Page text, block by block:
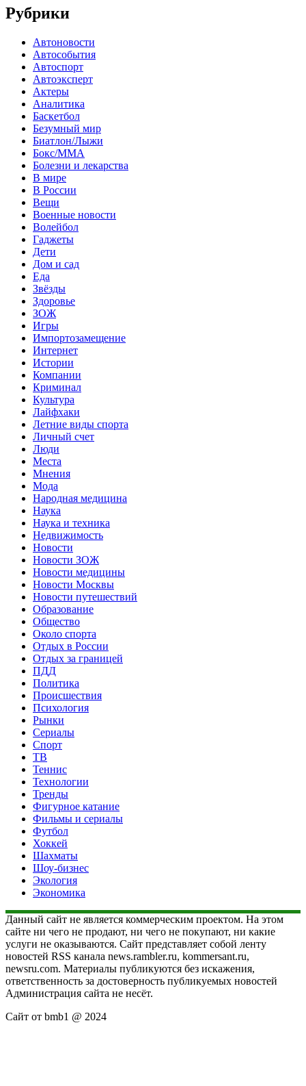
Рубрики
Автоновости
Автособытия
Автоспорт
Автоэксперт
Актеры
Аналитика
Баскетбол
Безумный мир
Биатлон/Лыжи
Бокс/MMA
Болезни и лекарства
В мире
В России
Вещи
Военные новости
Волейбол
Гаджеты
Дети
Дом и сад
Еда
Звёзды
Здоровье
ЗОЖ
Игры
Импортозамещение
Интернет
Истории
Компании
Криминал
Культура
Лайфхаки
Летние виды спорта
Личный счет
Люди
Места
Мнения
Мода
Народная медицина
Наука
Наука и техника
Недвижимость
Новости
Новости ЗОЖ
Новости медицины
Новости Москвы
Новости путешествий
Образование
Общество
Около спорта
Отдых в России
Отдых за границей
ПДД
Политика
Происшествия
Психология
Рынки
Сериалы
Спорт
ТВ
Теннис
Технологии
Тренды
Фигурное катание
Фильмы и сериалы
Футбол
Хоккей
Шахматы
Шоу-бизнес
Экология
Экономика
Данный сайт не является коммерческим проектом. На этом
сайте ни чего не продают, ни чего не покупают, ни какие
услуги не оказываются. Сайт представляет собой ленту
новостей RSS канала news.rambler.ru, kommersant.ru,
newsru.com. Материалы публикуются без искажения,
ответственность за достоверность публикуемых новостей
Администрация сайта не несёт.
Сайт от bmb1 @ 2024